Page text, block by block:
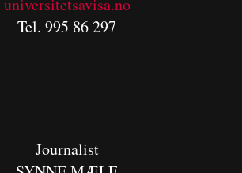
universitetsavisa.no
Tel. 995 86 297
Journalist